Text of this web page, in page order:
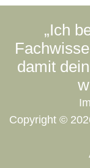
„Ich
damit
Copyright ©